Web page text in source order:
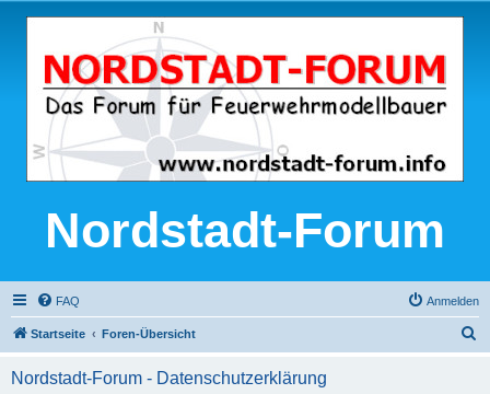
Nordstadt-Forum
FAQ Anmelden
Startseite Foren-Übersicht
Nordstadt-Forum - Datenschutzerklärung